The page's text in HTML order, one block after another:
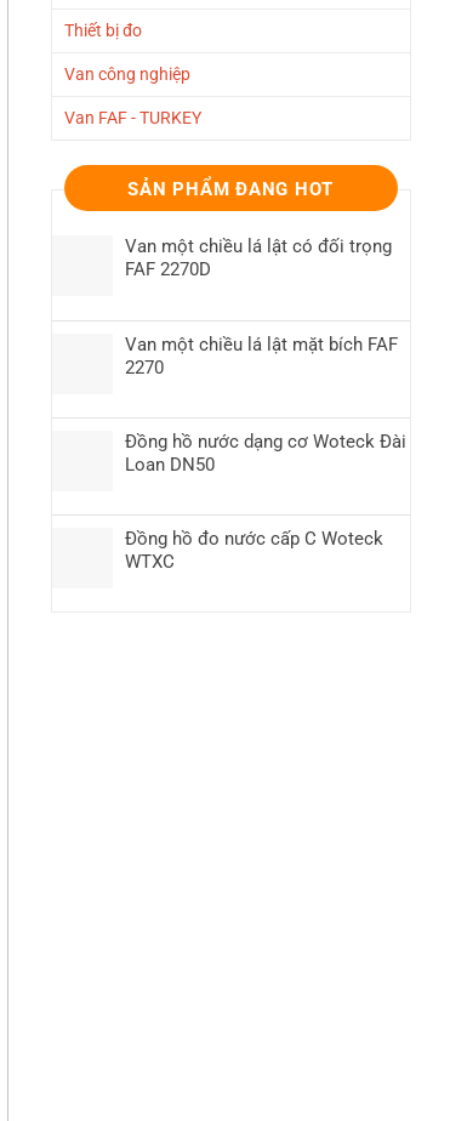
Thiết bị đo
Van công nghiệp
Van FAF - TURKEY
SẢN PHẨM ĐANG HOT
Van một chiều lá lật có đối trọng
FAF 2270D
Van một chiều lá lật mặt bích FAF
2270
Đồng hồ nước dạng cơ Woteck Đài
Loan DN50
Đồng hồ đo nước cấp C Woteck
WTXC